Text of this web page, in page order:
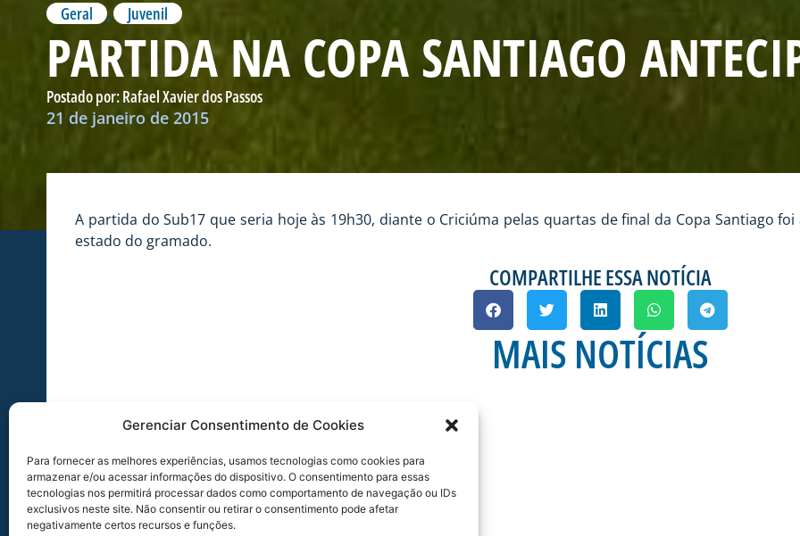
Gerenciar Consentimento de Cookies
Para fornecer as melhores experiências, usamos tecnologias como cookies para
armazenar e/ou acessar informações do dispositivo. O consentimento para essas
tecnologias nos permitirá processar dados como comportamento de navegação ou IDs
exclusivos neste site. Não consentir ou retirar o consentimento pode afetar
negativamente certos recursos e funções.
Geral , Juvenil
PARTIDA NA COPA SANTIAGO
Postado por:Rafael Xavier dos Passos
21 de janeiro de 2015
A partida do Sub17 que seria hoje às 19h30, diante o Criciúma pelas quartas de final da Copa Santiago
estado do gramado.
COMPARTILHE ESSA NOTÍCIA
MAIS NOTÍCIAS